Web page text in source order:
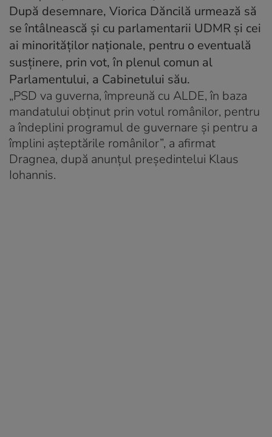
După desemnare, Viorica Dăncilă urmează să
se întâlnească și cu parlamentarii UDMR și cei
ai minorităților naționale, pentru o eventuală
susținere, prin vot, în plenul comun al
Parlamentului, a Cabinetului său.
„PSD va guverna, împreună cu ALDE, în baza
mandatului obţinut prin votul românilor, pentru
a îndeplini programul de guvernare şi pentru a
împlini aşteptările românilor”, a afirmat
Dragnea, după anunțul președintelui Klaus
Iohannis.